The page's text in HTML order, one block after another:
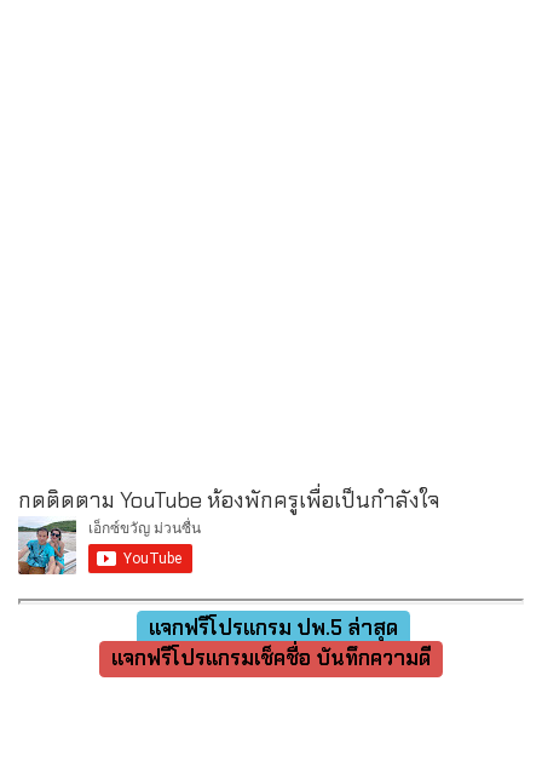
กดติดตาม YouTube ห้องพักครูเพื่อเป็นกำลังใจ
แจกฟรีโปรแกรม ปพ.5 ล่าสุด
แจกฟรีโปรแกรมเช็คชื่อ บันทึกความดี